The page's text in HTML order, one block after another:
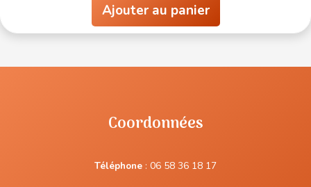
Ajouter au panier
Coordonnées
Téléphone : 06 58 36 18 17